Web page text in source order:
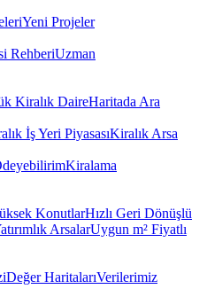
Yeni Projeler
RehberiUzman
Kiralık DaireHaritada Ara
İş Yeri PiyasasıKiralık Arsa
Kiralama
KonutlarHızlı Geri Dönüşlü
ArsalarUygun m² Fiyatlı
Değer HaritalarıVerilerimiz